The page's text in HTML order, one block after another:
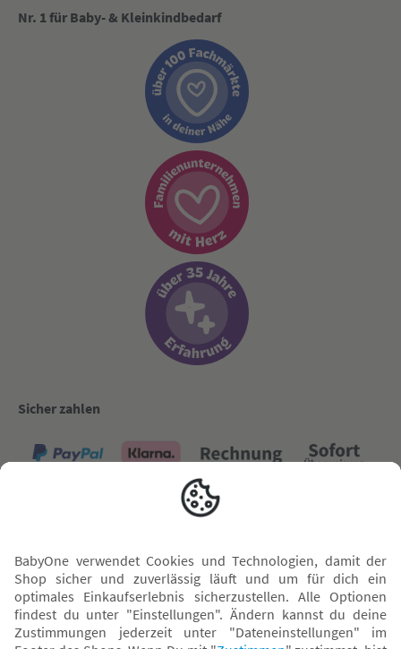
Nr. 1 für Baby- & Kleinkindbedarf
Sicher zahlen
Versand mit